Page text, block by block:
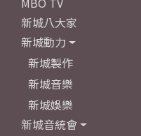
新城八大家
新城動力
新城製作
新城音樂
新城娛樂
新城音統會